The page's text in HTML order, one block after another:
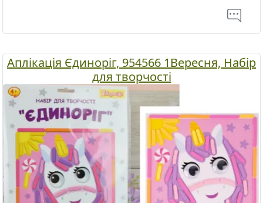
Аплікація Єдиноріг, 954566 1Вересня, Набір
для творчості